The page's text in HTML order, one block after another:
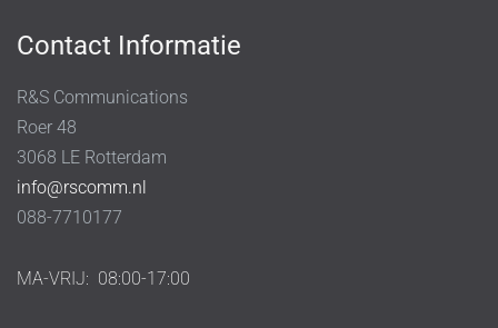
Contact Informatie
R&S Communications
Roer 48
3068 LE Rotterdam
info@rscomm.nl
088-7710177
MA-VRIJ: 08:00-17:00